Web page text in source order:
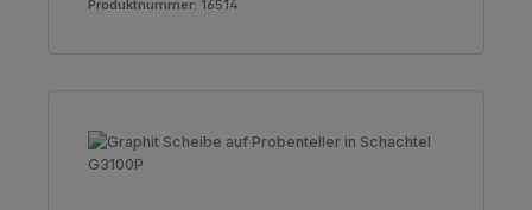
Produktnummer: 16514